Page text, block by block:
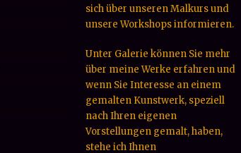
sich über unseren Malkurs und
unsere Workshops informieren.
Unter Galerie können Sie mehr
über meine Werke erfahren und
wenn Sie Interesse an einem
gemalten Kunstwerk, speziell
nach Ihren eigenen
Vorstellungen gemalt, haben,
stehe ich Ihnen